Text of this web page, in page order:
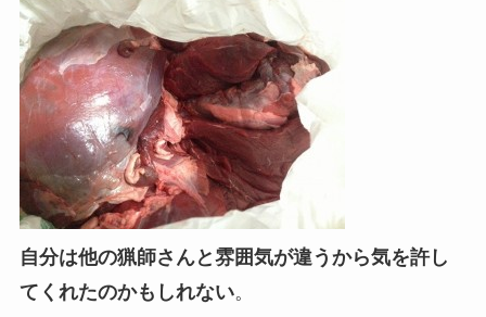
自分は他の猟師さんと雰囲気が違うから気を許し
てくれたのかもしれない。